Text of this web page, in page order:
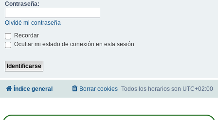
Contraseña:
Olvidé mi contraseña
Recordar
Ocultar mi estado de conexión en esta sesión
Índice general Todos los horarios son UTC+02:00
Borrar cookies